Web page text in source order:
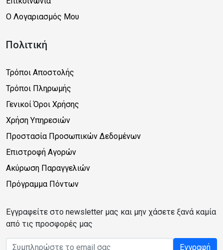
Ο Λογαριασμός Μου
Πολιτική
Τρόποι Αποστολής
Τρόποι Πληρωμής
Γενικοί Όροι Χρήσης
Χρήση Υπηρεσιών
Προστασία Προσωπικών Δεδομένων
Επιστροφή Αγορών
Ακύρωση Παραγγελιών
Πρόγραμμα Πόντων
Εγγραφείτε στο newsletter μας και μην χάσετε ξανά καμία
από τις προσφορές μας
Email address Εγγραφή